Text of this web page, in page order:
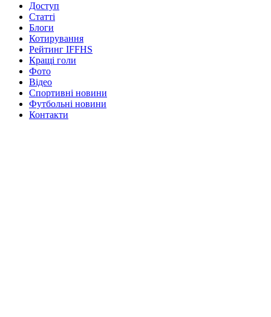
Доступ
Статті
Блоги
Котирування
Рейтинг IFFHS
Кращі голи
Фото
Відео
Спортивні новини
Футбольні новини
Контакти